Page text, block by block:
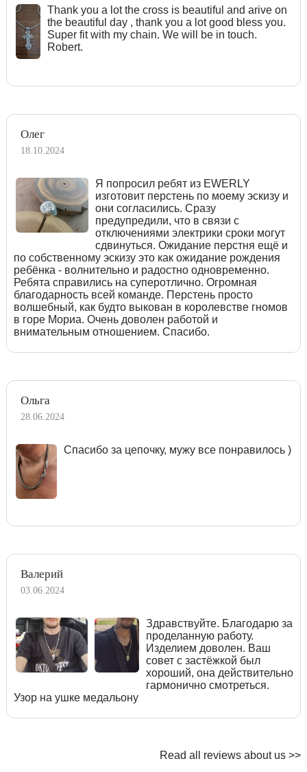
Тhank you a lot the cross is beautiful and arive on
the beautiful day , thank you a lot good bless you.
Super fit with my chain. We will be in touch.
Robert.
Олег
18.10.2024
Я попросил ребят из EWERLY
изготовит перстень по моему эскизу и
они согласились. Сразу
предупредили, что в связи с
отключениями электрики сроки могут
сдвинуться. Ожидание перстня ещё и
по собственному эскизу это как ожидание рождения
ребёнка - волнительно и радостно одновременно.
Ребята справились на суперотлично. Огромная
благодарность всей команде. Перстень просто
волшебный, как будто выкован в королевстве гномов
в горе Мориа. Очень доволен работой и
внимательным отношением. Спасибо.
Ольга
28.06.2024
Спасибо за цепочку, мужу все понравилось )
Валерий
03.06.2024
Здравствуйте. Благодарю за
проделанную работу.
Изделием доволен. Ваш
совет с застёжкой был
хороший, она действительно
гармонично смотреться.
Узор на ушке медальону
Read all reviews about us >>